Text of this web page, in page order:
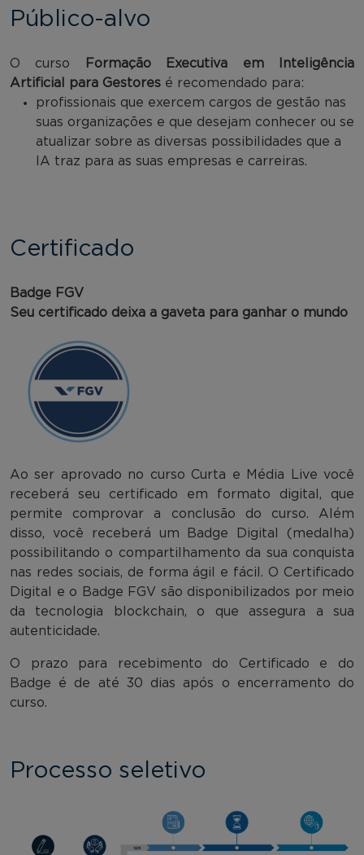
Público-alvo
O curso
Formação Executiva em Inteligência
Artificial para Gestores é recomendado para:
profissionais que exercem cargos de gestão nas
suas organizações e que desejam conhecer ou se
atualizar sobre as diversas possibilidades que a
IA traz para as suas empresas e carreiras.
Certificado
Badge FGV
Seu certificado deixa a gaveta para ganhar o mundo
Ao ser aprovado no curso Curta e Média Live você
receberá seu certificado em formato digital, que
permite comprovar a conclusão do curso. Além
disso, você receberá um Badge Digital (medalha)
possibilitando o compartilhamento da sua conquista
nas redes sociais, de forma ágil e fácil. O Certificado
Digital e o Badge FGV são disponibilizados por meio
da tecnologia blockchain, o que assegura a sua
autenticidade.
O prazo para recebimento do Certificado e do
Badge é de até 30 dias após o encerramento do
curso.
Processo seletivo